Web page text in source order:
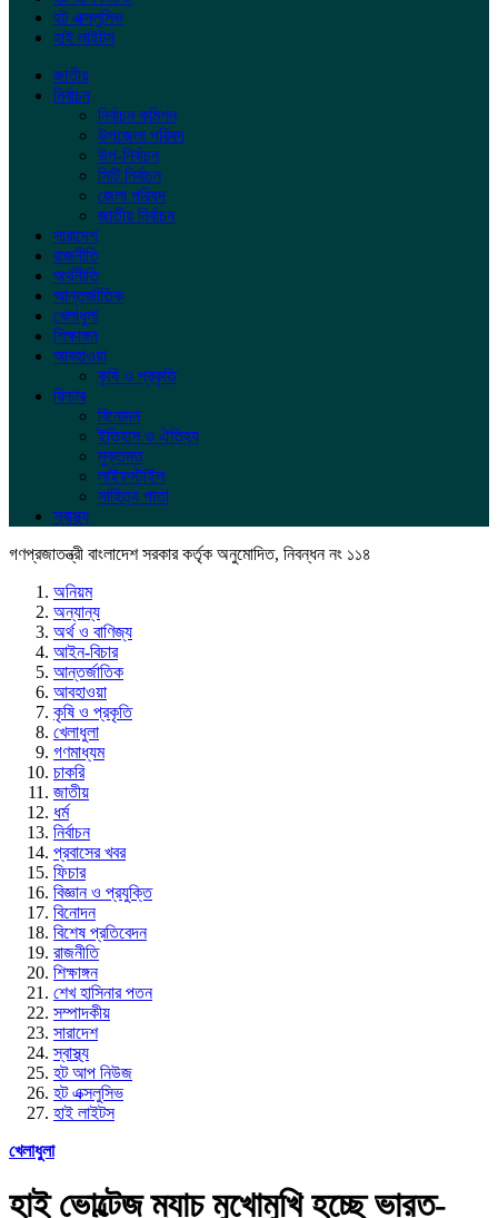
হট এক্সলুসিভ
হাই লাইটস
জাতীয়
নির্বাচন
নির্বাচন কমিশন
উপজেলা পরিষদ
উপ-নির্বাচন
সিটি নির্বাচন
জেলা পরিষদ
জাতীয় নির্বাচন
সারাদেশ
রাজনীতি
অর্থনীতি
আন্তর্জাতিক
খেলাধুলা
শিক্ষাঙ্গন
আবহাওয়া
কৃষি ও প্রকৃতি
ফিচার
বিনোদন
ইতিহাস ও ঐতিহ্য
মুক্তমত
লাইফস্টাইল
সাহিত্য পাতা
স্বাস্থ্য
গণপ্রজাতন্ত্রী বাংলাদেশ সরকার কর্তৃক অনুমোদিত, নিবন্ধন নং ১১৪
অনিয়ম
অন্যান্য
অর্থ ও বাণিজ্য
আইন-বিচার
আন্তর্জাতিক
আবহাওয়া
কৃষি ও প্রকৃতি
খেলাধুলা
গণমাধ্যম
চাকরি
জাতীয়
ধর্ম
নির্বাচন
প্রবাসের খবর
ফিচার
বিজ্ঞান ও প্রযুক্তি
বিনোদন
বিশেষ প্রতিবেদন
রাজনীতি
শিক্ষাঙ্গন
শেখ হাসিনার পতন
সম্পাদকীয়
সারাদেশ
স্বাস্থ্য
হট আপ নিউজ
হট এক্সলুসিভ
হাই লাইটস
খেলাধুলা
হাই ভোল্টেজ ম্যাচ মুখোমুখি হচ্ছে ভারত-